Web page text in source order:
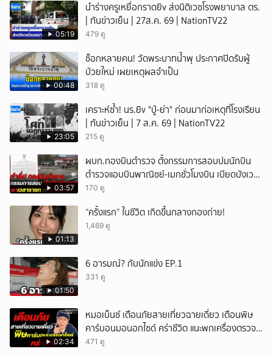
05:19
นำร่างครูเหยื่อกราดยิv ส่งนิติเวชโรงพยาบาล ตร.
| ทันข่าวเย็น | 27ส.ค. 69 | NationTV22
479 ดู
00:48
ช็อกหลายคน! วัดพระบาทน้ำพุ ประกาศปิดรับผู้
ป่วยใหม่ เผยเหตุผลจำเป็น
318 ดู
23:05
เคราะห์ซ้ำ! นร.ยิv "ปู่-ย่า" ก่อนมาก่อเหตุที่โรงเรียน
| ทันข่าวเย็น | 7 ส.ค. 69 | NationTV22
215 ดู
03:57
ผบก.กองบินตำรวจ ตั้งกรรมการสอบปมนักบิน
ตำรวจแอบบินพาณิชย์-เมกชั่วโมงบิน เบียดบังเวลา
ทำหน้าที่
170 ดู
01:13
“ครั้งแรก” ในชีวิต เกิดขึ้นกลางกองถ่าย!
1,469 ดู
01:50
6 อารมณ์? กับนักแข่ง EP.1
331 ดู
02:34
หมอเบ็นซ์ เตือนภัยสายเที่ยวฉายเดี่ยว เตือนพิษ
คาร์บอนมอนอกไซด์ คร่าชีวิต แนะพกเครื่องตรวจ
วัดติดตัว
471 ดู